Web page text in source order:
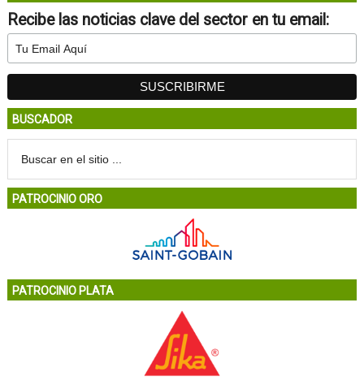
Recibe las noticias clave del sector en tu email:
BUSCADOR
PATROCINIO ORO
PATROCINIO PLATA